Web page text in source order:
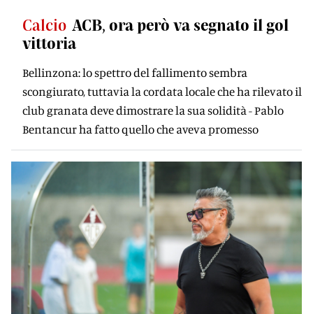
Calcio ACB, ora però va segnato il gol
vittoria
Bellinzona: lo spettro del fallimento sembra
scongiurato, tuttavia la cordata locale che ha rilevato il
club granata deve dimostrare la sua solidità - Pablo
Bentancur ha fatto quello che aveva promesso